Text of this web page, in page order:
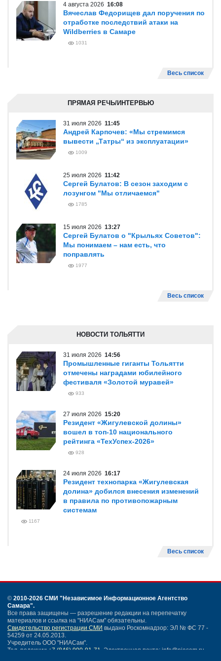
4 августа 2026 16:08
Вячеслав Федорищев дал поручения по
отработке последствий атаки на
Wildberries в Самаре
1031
Весь список
ПРЯМАЯ РЕЧЬ/ИНТЕРВЬЮ
31 июля 2026 11:45
Андрей Карпочев: «Мы стремимся
вывести „Татры“ из эксплуатации»
1009
25 июля 2026 11:42
Сергей Булатов: В сезон заходим с
лозунгом "Мы отличаемся"
1785
15 июля 2026 13:27
Сергей Булатов о "Крыльях Советов":
Мы понимаем – нам есть, что
поправлять
1977
Весь список
НОВОСТИ ТОЛЬЯТТИ
31 июля 2026 14:56
Промышленные гиганты Тольятти
отмечены наградами юбилейного
фестиваля «Золотой муравей»
933
27 июля 2026 15:20
Резидент «Жигулевской долины»
вошел в топ-10 национального
рейтинга «ТехУспех-2026»
928
24 июля 2026 16:17
Резидент технопарка «Жигулевская
долина» добился внесения изменений
в правила по противопожарным
системам
1167
Весь список
© 2010-2026 СМИ "Независимое Информационное Агентство
Самара".
Все права защищены — разрешение редакции на перепечатку
материалов и ссылка на "НИАСам" обязательны.
Свидетельство регистрации СМИ выдано Роскомнадзор: ЭЛ № ФС 77 -
54259 от 24.05.2013.
Учредитель ООО "НИАСам".
Тел. редакции +7 (846) 990-91-71. Электронная почта: info@niasam.ru